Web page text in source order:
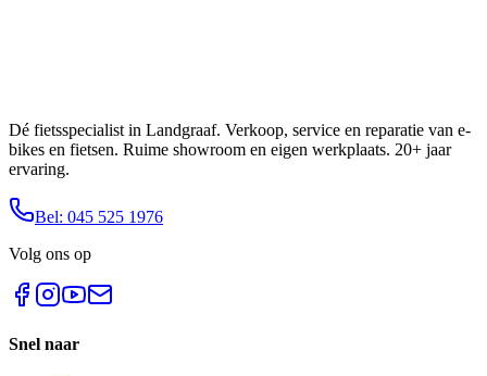
Dé fietsspecialist in Landgraaf. Verkoop, service en reparatie van e-
bikes en fietsen. Ruime showroom en eigen werkplaats. 20+ jaar
ervaring.
Bel: 045 525 1976
Volg ons op
Snel naar